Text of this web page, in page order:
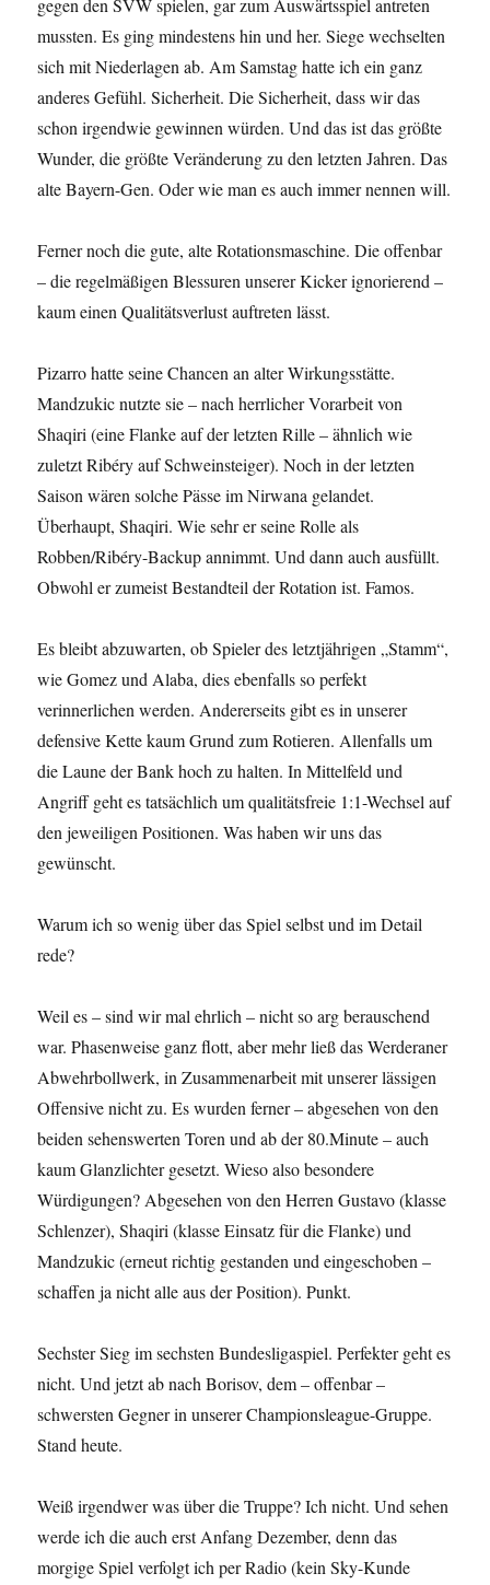
gegen den SVW spielen, gar zum Auswärtsspiel antreten
mussten. Es ging mindestens hin und her. Siege wechselten
sich mit Niederlagen ab. Am Samstag hatte ich ein ganz
anderes Gefühl. Sicherheit. Die Sicherheit, dass wir das
schon irgendwie gewinnen würden. Und das ist das größte
Wunder, die größte Veränderung zu den letzten Jahren. Das
alte Bayern-Gen. Oder wie man es auch immer nennen will.
Ferner noch die gute, alte Rotationsmaschine. Die offenbar
– die regelmäßigen Blessuren unserer Kicker ignorierend –
kaum einen Qualitätsverlust auftreten lässt.
Pizarro hatte seine Chancen an alter Wirkungsstätte.
Mandzukic nutzte sie – nach herrlicher Vorarbeit von
Shaqiri (eine Flanke auf der letzten Rille – ähnlich wie
zuletzt Ribéry auf Schweinsteiger). Noch in der letzten
Saison wären solche Pässe im Nirwana gelandet.
Überhaupt, Shaqiri. Wie sehr er seine Rolle als
Robben/Ribéry-Backup annimmt. Und dann auch ausfüllt.
Obwohl er zumeist Bestandteil der Rotation ist. Famos.
Es bleibt abzuwarten, ob Spieler des letztjährigen „Stamm“,
wie Gomez und Alaba, dies ebenfalls so perfekt
verinnerlichen werden. Andererseits gibt es in unserer
defensive Kette kaum Grund zum Rotieren. Allenfalls um
die Laune der Bank hoch zu halten. In Mittelfeld und
Angriff geht es tatsächlich um qualitätsfreie 1:1-Wechsel auf
den jeweiligen Positionen. Was haben wir uns das
gewünscht.
Warum ich so wenig über das Spiel selbst und im Detail
rede?
Weil es – sind wir mal ehrlich – nicht so arg berauschend
war. Phasenweise ganz flott, aber mehr ließ das Werderaner
Abwehrbollwerk, in Zusammenarbeit mit unserer lässigen
Offensive nicht zu. Es wurden ferner – abgesehen von den
beiden sehenswerten Toren und ab der 80.Minute – auch
kaum Glanzlichter gesetzt. Wieso also besondere
Würdigungen? Abgesehen von den Herren Gustavo (klasse
Schlenzer), Shaqiri (klasse Einsatz für die Flanke) und
Mandzukic (erneut richtig gestanden und eingeschoben –
schaffen ja nicht alle aus der Position). Punkt.
Sechster Sieg im sechsten Bundesligaspiel. Perfekter geht es
nicht. Und jetzt ab nach Borisov, dem – offenbar –
schwersten Gegner in unserer Championsleague-Gruppe.
Stand heute.
Weiß irgendwer was über die Truppe? Ich nicht. Und sehen
werde ich die auch erst Anfang Dezember, denn das
morgige Spiel verfolgt ich per Radio (kein Sky-Kunde